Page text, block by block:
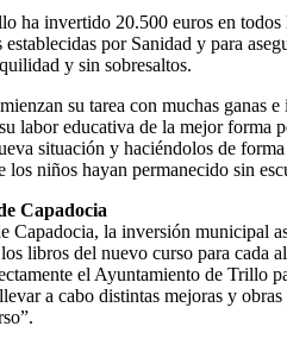
ha invertido 20.500 euros en
por Sanidad y para
y sin sobresaltos.
su tarea con muchas ganas
labor educativa de la mejor forma
situación y haciéndolos de
niños hayan permanecido sin
Capadocia
Capadocia, la inversión municipal
libros del nuevo curso para cada
el Ayuntamiento de Trillo
a cabo distintas mejoras y